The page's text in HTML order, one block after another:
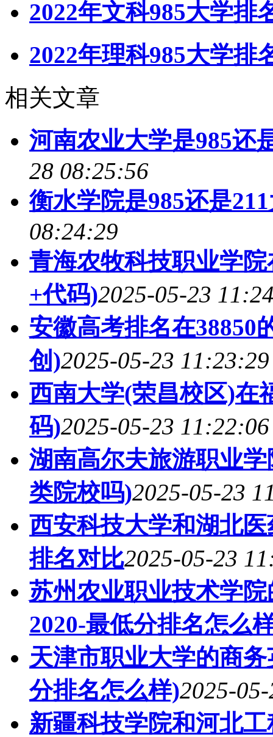
2022年文科985大学排
2022年理科985大学排
相关文章
河南农业大学是985还
28 08:25:56
衡水学院是985还是
08:24:29
青海农牧科技职业学
+代码)2025-05-23
安徽高考排名在38850
创)2025-05-23 11:23:29
西南大学(荣昌校区)在
码)2025-05-23 11:22:06
湖南高尔夫旅游职业
类院校吗)2025-05-23
西安科技大学和湖北
排名对比2025-05-23
苏州农业职业技术学
2020-最低分排名怎么
天津市职业大学的商
分排名怎么样)2025-
新疆科技学院和河北